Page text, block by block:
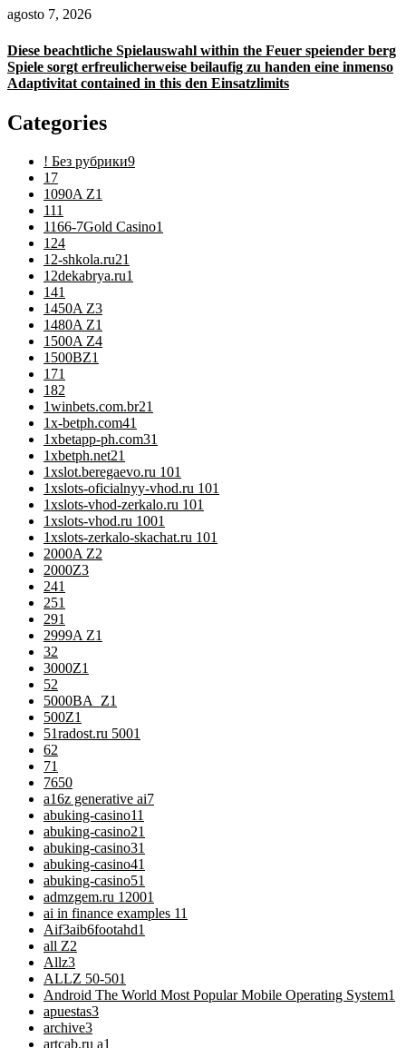
agosto 7, 2026
Diese beachtliche Spielauswahl within the Feuer speiender berg
Spiele sorgt erfreulicherweise beilaufig zu handen eine inmenso
Adaptivitat contained in this den Einsatzlimits
Categories
! Без рубрики9
1 7
1090A Z1
111
1166-7Gold Casino1
124
12-shkola.ru21
12dekabrya.ru1
141
1450A Z3
1480A Z1
1500A Z4
1500BZ1
171
182
1winbets.com.br21
1x-betph.com41
1xbetapp-ph.com31
1xbetph.net21
1xslot.beregaevo.ru 101
1xslots-oficialnyy-vhod.ru 101
1xslots-vhod-zerkalo.ru 101
1xslots-vhod.ru 1001
1xslots-zerkalo-skachat.ru 101
2000A Z2
2000Z3
241
251
291
2999A Z1
32
3000Z1
52
5000BA_Z1
500Z1
51radost.ru 5001
62
71
7650
a16z generative ai7
abuking-casino11
abuking-casino21
abuking-casino31
abuking-casino41
abuking-casino51
admzgem.ru 12001
ai in finance examples 11
Aif3aib6footahd1
all Z2
Allz3
ALLZ 50-501
Android The World Most Popular Mobile Operating System1
apuestas3
archive3
artcab.ru a1